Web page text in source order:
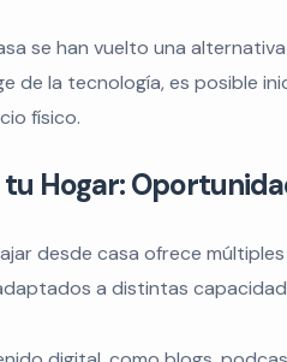
se han vuelto una
de la tecnología, es posible
físico.
Hogar:
desde casa ofrece
a distintas